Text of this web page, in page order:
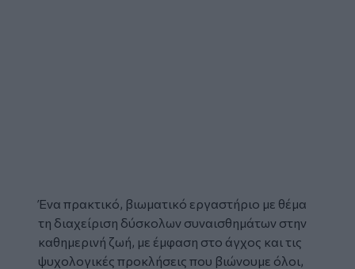
Ένα πρακτικό, βιωματικό εργαστήριο με θέμα
τη διαχείριση δύσκολων συναισθημάτων στην
καθημερινή ζωή, με έμφαση στο άγχος και τις
ψυχολογικές προκλήσεις που βιώνουμε όλοι,